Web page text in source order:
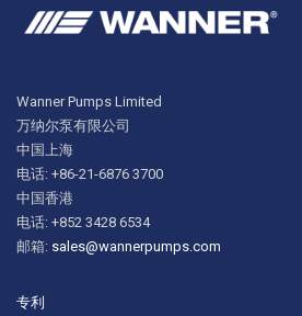
Wanner Pumps Limited
万纳尔泵有限公司
中国上海
电话: +86-21-6876 3700
中国香港
电话: +852 3428 6534
邮箱: sales@wannerpumps.com
专利